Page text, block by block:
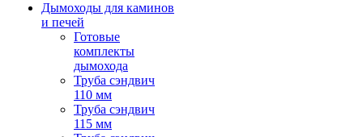
Дымоходы для каминов
и печей
Готовые
комплекты
дымохода
Труба сэндвич
110 мм
Труба сэндвич
115 мм